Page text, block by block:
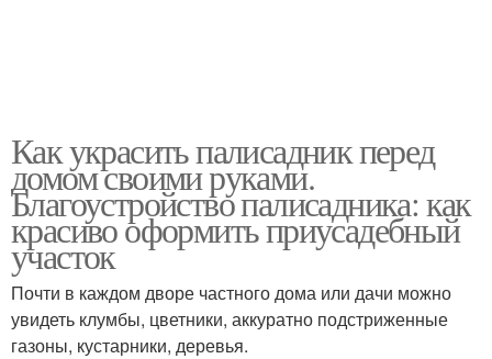
Как украсить палисадник перед
домом своими руками.
Благоустройство палисадника: как
красиво оформить приусадебный
участок
Почти в каждом дворе частного дома или дачи можно
увидеть клумбы, цветники, аккуратно подстриженные
газоны, кустарники, деревья.